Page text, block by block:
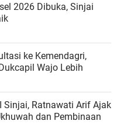
2026 Dibuka, Sinjai
ke Kemendagri,
Wajo Lebih
Sinjai, Ratnawati Arif Ajak
dan Pembinaan